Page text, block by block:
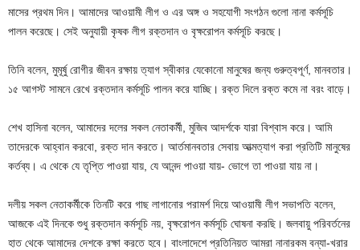
মাসের প্রথম দিন। আমাদের আওয়ামী লীগ ও এর অঙ্গ ও সহযোগী সংগঠন গুলো নানা কর্মসূচি
পালন করেছে। সেই অনুযায়ী কৃষক লীগ রক্তদান ও বৃক্ষরোপন কর্মসূচি করছে।
তিনি বলেন, মুমূর্ষু রোগীর জীবন রক্ষায় ত্যাগ স্বীকার যেকোনো মানুষের জন্য গুরুত্বপূর্ণ, মানবতার।
১৫ আগস্ট সামনে রেখে রক্তদান কর্মসূচি পালন করে যাচ্ছি। রক্ত দিলে রক্ত কমে না বরং বাড়ে।
শেখ হাসিনা বলেন, আমাদের দলের সকল নেতাকর্মী, মুজিব আদর্শকে যারা বিশ্বাস করে। আমি
তাদেরকে আহ্বান করবো, রক্ত দান করতে। আর্তমানবতার সেবায় আত্মত্যাগ করা প্রতিটি মানুষের
কর্তব্য। এ থেকে যে তৃপ্তি পাওয়া যায়, যে আনন্দ পাওয়া যায়- ভোগে তা পাওয়া যায় না।
দলীয় সকল নেতাকর্মীকে তিনটি করে গাছ লাগানোর পরামর্শ দিয়ে আওয়ামী লীগ সভাপতি বলেন,
আজকে এই দিনকে শুধু রক্তদান কর্মসূচি নয়, বৃক্ষরোপন কর্মসূচি ঘোষনা করছি। জলবায়ু পরিবর্তনের
হাত থেকে আমাদের দেশকে রক্ষা করতে হবে। বাংলাদেশে প্রতিনিয়ত আমরা নানারকম বন্যা-খরার